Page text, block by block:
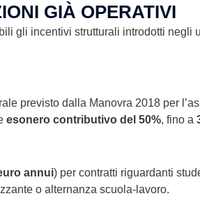
GIÀ OPERATIVI
gli incentivi strutturali introdotti
previsto dalla Manovra 2018 per
esonero contributivo del 50%, fino a
annui) per contratti riguardanti
o alternanza scuola-lavoro.